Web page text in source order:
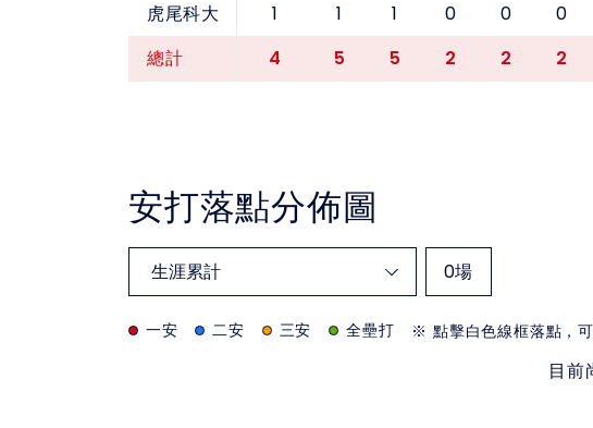
虎尾科大 1 1 1 0 0 0
總計 4 5 5 2 2 2
安打落點分佈圖
0場
一安 二安 三安 全壘打 ※ 點擊白色線框落點，可
目前